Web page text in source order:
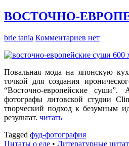
ВОСТОЧНО-
brie tania Комментариев нет
Повальная мода на японскую
точкой для создания
“Восточно-европейские
фотографы литовской студии
творческий подход к безумным
результат. читать
Tagged фуд-фотография
Цитаты о еде • Литературные